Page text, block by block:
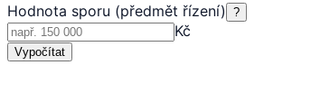
Hodnota sporu (předmět řízení)
?
Kč
Vypočítat